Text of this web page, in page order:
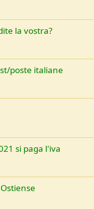
la vostra?
poste italiane
si paga l'iva